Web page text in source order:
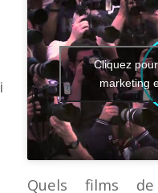
Cliquez
marketing
Quels films